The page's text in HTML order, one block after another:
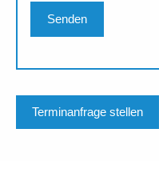
Terminanfrage stellen